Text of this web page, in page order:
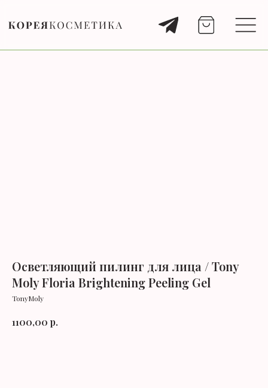
Осветляющий пилинг для лица / Tony
Moly Floria Brightening Peeling Gel
TonyMoly
1100,00 р.